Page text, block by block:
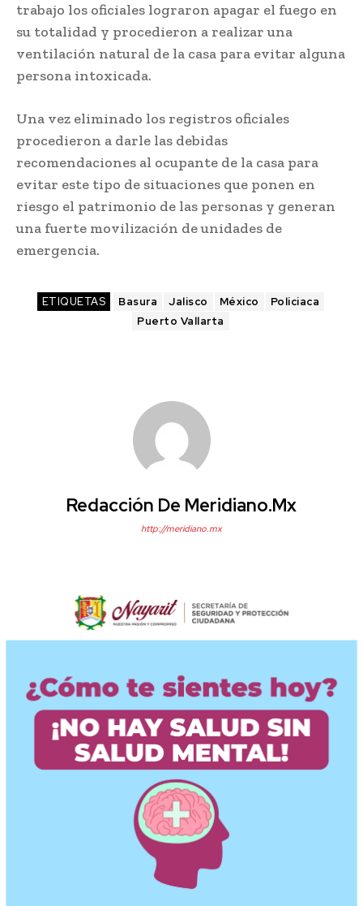
trabajo los oficiales lograron apagar el fuego en
su totalidad y procedieron a realizar una
ventilación natural de la casa para evitar alguna
persona intoxicada.
Una vez eliminado los registros oficiales
procedieron a darle las debidas
recomendaciones al ocupante de la casa para
evitar este tipo de situaciones que ponen en
riesgo el patrimonio de las personas y generan
una fuerte movilización de unidades de
emergencia.
ETIQUETAS Basura Jalisco México
Policiaca
Puerto Vallarta
Redacción De Meridiano.mx
http://meridiano.mx